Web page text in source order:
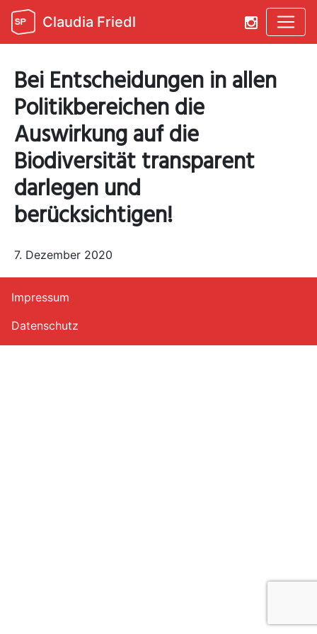
Claudia Friedl
Bei Entscheidungen in allen
Politikbereichen die
Auswirkung auf die
Biodiversität transparent
darlegen und
berücksichtigen!
7. Dezember 2020
Impressum
Datenschutz